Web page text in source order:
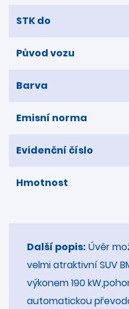
STK do
Původ vozu
Barva
Emisní norma
Evidenční číslo
Hmotnost
Další popis: Úvěr
velmi atraktivní SUV
výkonem 190
automatickou